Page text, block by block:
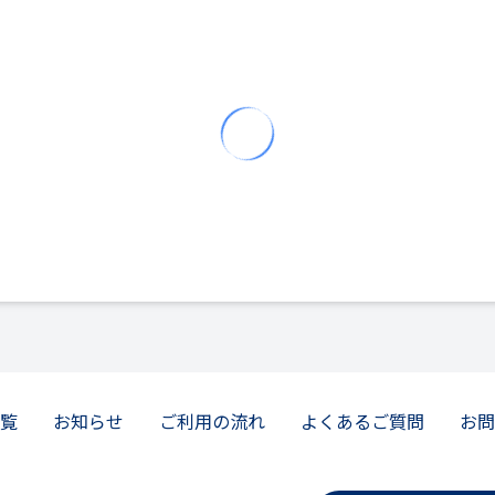
お知らせ ご利用の流れ よくあるご質問 お